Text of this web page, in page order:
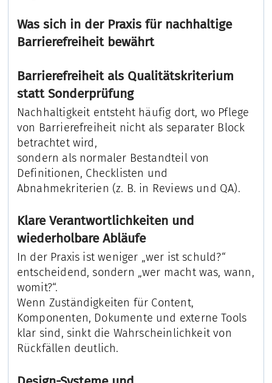
Was sich in der Praxis für nachhaltige
Barrierefreiheit bewährt
Barrierefreiheit als Qualitätskriterium
statt Sonderprüfung
Nachhaltigkeit entsteht häufig dort, wo Pflege
von Barrierefreiheit nicht als separater Block
betrachtet wird,
sondern als normaler Bestandteil von
Definitionen, Checklisten und
Abnahmekriterien (z. B. in Reviews und QA).
Klare Verantwortlichkeiten und
wiederholbare Abläufe
In der Praxis ist weniger „wer ist schuld?“
entscheidend, sondern „wer macht was, wann,
womit?“.
Wenn Zuständigkeiten für Content,
Komponenten, Dokumente und externe Tools
klar sind, sinkt die Wahrscheinlichkeit von
Rückfällen deutlich.